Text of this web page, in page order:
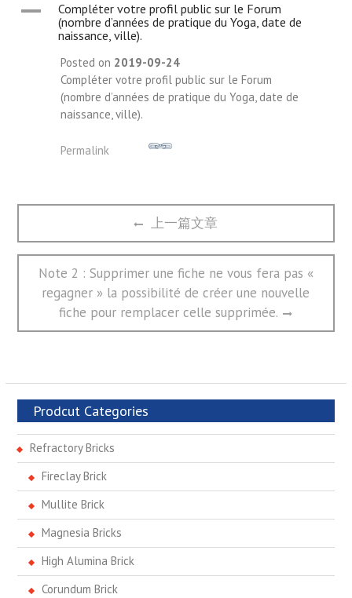
A
Compléter votre profil public sur le Forum
(nombre d’années de pratique du Yoga, date de
naissance, ville).
Posted on 2019-09-24
Compléter votre profil public sur le Forum
(nombre d’années de pratique du Yoga, date de
naissance, ville).
Permalink
文
导
Previous
post:
上一篇文章
Next
post:
Note 2 : Supprimer une fiche ne vous fera pas «
regagner » la possibilité de créer une nouvelle
fiche pour remplacer celle supprimée.
Prodcut Categories
Refractory Bricks
Fireclay Brick
Mullite Brick
Magnesia Bricks
High Alumina Brick
Corundum Brick